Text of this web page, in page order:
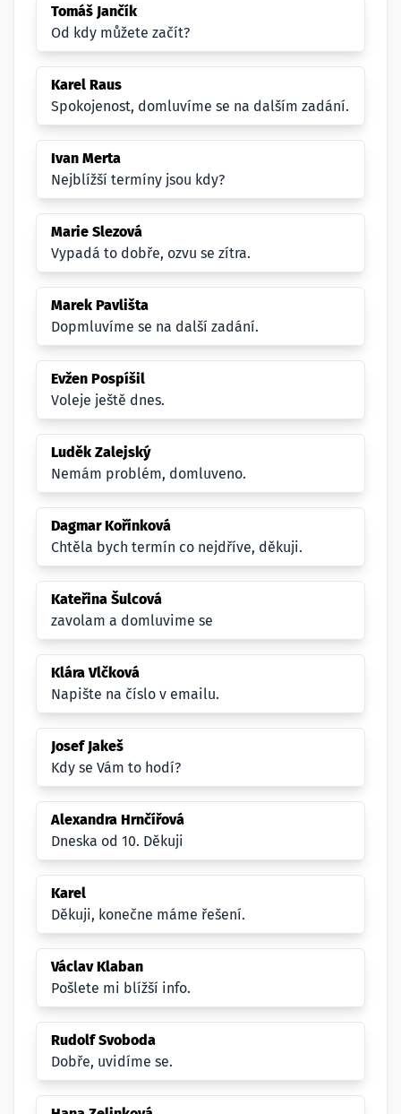
Tomáš Jančík
Od kdy můžete začít?
Karel Raus
Spokojenost, domluvíme se na dalším zadání.
Ivan Merta
Nejblížší termíny jsou kdy?
Marie Slezová
Vypadá to dobře, ozvu se zítra.
Marek Pavlišta
Dopmluvíme se na další zadání.
Evžen Pospíšil
Voleje ještě dnes.
Luděk Zalejský
Nemám problém, domluveno.
Dagmar Kořínková
Chtěla bych termín co nejdříve, děkuji.
Kateřina Šulcová
zavolam a domluvime se
Klára Vlčková
Napište na číslo v emailu.
Josef Jakeš
Kdy se Vám to hodí?
Alexandra Hrnčířová
Dneska od 10. Děkuji
Karel
Děkuji, konečne máme řešení.
Václav Klaban
Pošlete mi blížší info.
Rudolf Svoboda
Dobře, uvidíme se.